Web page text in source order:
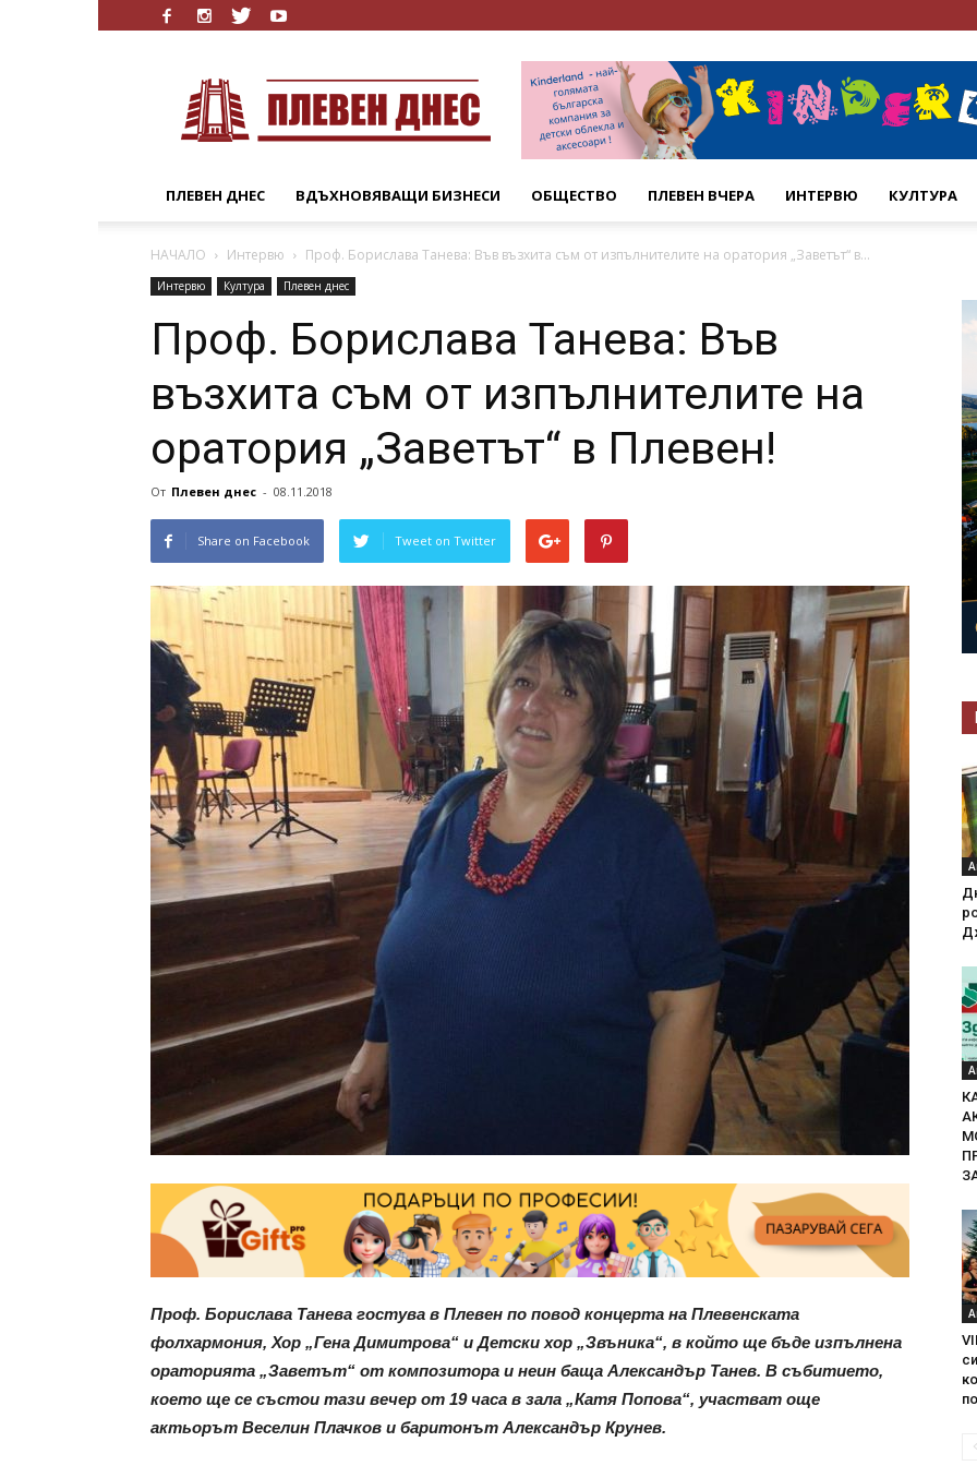
Днес
ПЛЕВЕН ДНЕС ВДЪХНОВЯВАЩИ БИЗНЕСИ ОБЩЕСТВО ПЛЕВЕН ВЧЕРА ИНТЕРВЮ КУЛТУРА
НАЧАЛО Интервю Проф. Борислава Танева: Във възхита съм от изпълнителите на оратория „Заветът“ в...
Интервю Култура Плевен днес
Проф. Борислава Танева: Във
възхита съм от изпълнителите на
оратория „Заветът“ в Плевен!
От Плевен днес - 08.11.2018
Share on Facebook Tweet on Twitter
Проф. Борислава Танева гостува в Плевен по повод концерта на Плевенската
фолхармония, Хор „Гена Димитрова“ и Детски хор „Звъника“, в който ще бъде изпълнена
ораторията „Заветът“ от композитора и неин баща Александър Танев. В събитието,
което ще се състои тази вечер от 19 часа в зала „Катя Попова“, участват още
актьорът Веселин Плачков и баритонът Александър Крунев.